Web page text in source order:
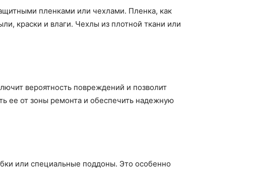
пленками или чехлами. Пленка, как
краски и влаги. Чехлы из плотной ткани или
вероятность повреждений и позволит
ее от зоны ремонта и обеспечить надежную
или специальные поддоны. Это особенно